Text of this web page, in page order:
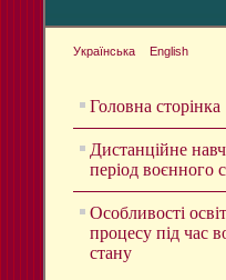
Українська English
Головна сторінка
Дистанційне
період воєнного
Особливості
процесу під час
стану